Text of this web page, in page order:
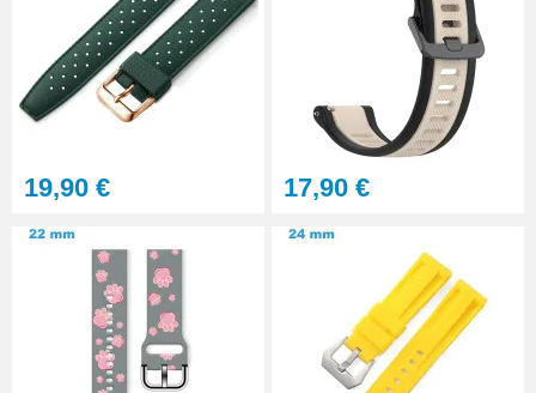
Outil pointeau de pose suisse
professionnel BERGEON
Interchangeable
23,90 €
19,90 € 17,90 €